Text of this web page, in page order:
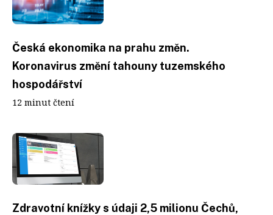
Česká ekonomika na prahu změn.
Koronavirus změní tahouny tuzemského
hospodářství
12 minut čtení
Zdravotní knížky s údaji 2,5 milionu Čechů,